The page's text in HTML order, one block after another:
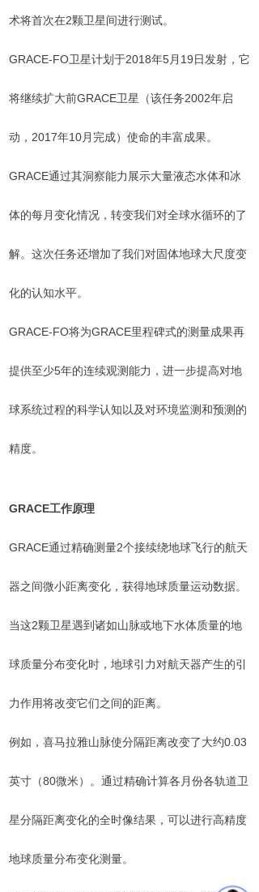
术将首次在2颗卫星间进行测试。
GRACE-FO卫星计划于2018年5月19日发射，它
将继续扩大前GRACE卫星（该任务2002年启
动，2017年10月完成）使命的丰富成果。
GRACE通过其洞察能力展示大量液态水体和冰
体的每月变化情况，转变我们对全球水循环的了
解。这次任务还增加了我们对固体地球大尺度变
化的认知水平。
GRACE-FO将为GRACE里程碑式的测量成果再
提供至少5年的连续观测能力，进一步提高对地
球系统过程的科学认知以及对环境监测和预测的
精度。
GRACE工作原理
GRACE通过精确测量2个接续绕地球飞行的航天
器之间微小距离变化，获得地球质量运动数据。
当这2颗卫星遇到诸如山脉或地下水体质量的地
球质量分布变化时，地球引力对航天器产生的引
力作用将改变它们之间的距离。
例如，喜马拉雅山脉使分隔距离改变了大约0.03
英寸（80微米）。通过精确计算各月份各轨道卫
星分隔距离变化的全时像结果，可以进行高精度
地球质量分布变化测量。